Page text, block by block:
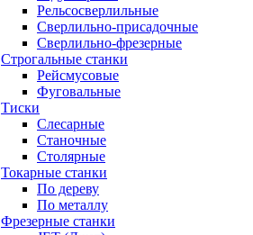
Рельсосверлильные
Сверлильно-присадочные
Сверлильно-фрезерные
Строгальные станки
Рейсмусовые
Фуговальные
Тиски
Слесарные
Станочные
Столярные
Токарные станки
По дереву
По металлу
Фрезерные станки